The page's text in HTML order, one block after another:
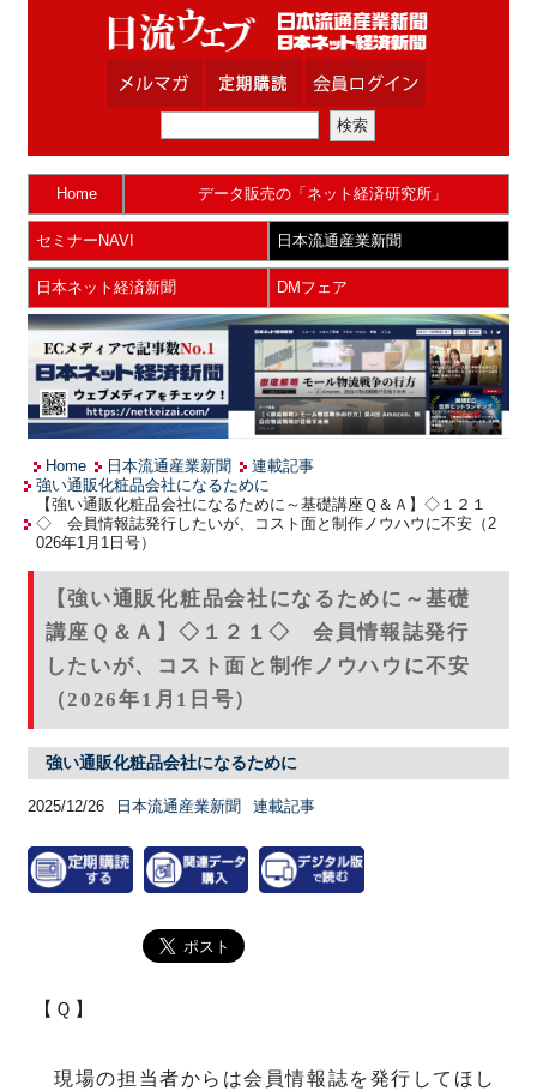
Home データ販売の「ネット経済研究所」
セミナーNAVI 日本流通産業新聞
日本ネット経済新聞 DMフェア
Home 日本流通産業新聞
連載記事
強い通販化粧品会社になるために
【強い通販化粧品会社になるために～基礎講座Ｑ＆Ａ】◇１２１
◇ 会員情報誌発行したいが、コスト面と制作ノウハウに不安（2
026年1月1日号）
【強い通販化粧品会社になるために～基礎
講座Ｑ＆Ａ】◇１２１◇ 会員情報誌発行
したいが、コスト面と制作ノウハウに不安
（2026年1月1日号）
強い通販化粧品会社になるために
2025/12/26 日本流通産業新聞 連載記事
【Ｑ】
現場の担当者からは会員情報誌を発行してほし